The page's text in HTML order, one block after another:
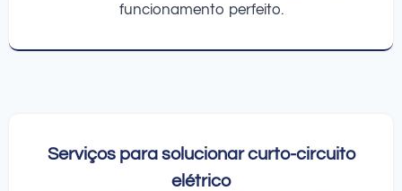
funcionamento perfeito.
Serviços para solucionar curto-circuito
elétrico